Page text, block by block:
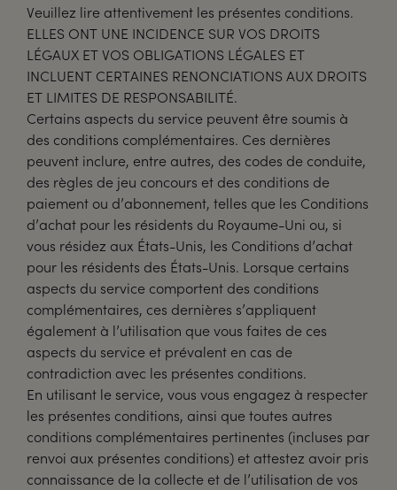
Veuillez lire attentivement les présentes conditions.
ELLES ONT UNE INCIDENCE SUR VOS DROITS
LÉGAUX ET VOS OBLIGATIONS LÉGALES ET
INCLUENT CERTAINES RENONCIATIONS AUX DROITS
ET LIMITES DE RESPONSABILITÉ.
Certains aspects du service peuvent être soumis à
des conditions complémentaires. Ces dernières
peuvent inclure, entre autres, des codes de conduite,
des règles de jeu concours et des conditions de
paiement ou d’abonnement, telles que les Conditions
d’achat pour les résidents du Royaume-Uni ou, si
vous résidez aux États-Unis, les Conditions d’achat
pour les résidents des États-Unis. Lorsque certains
aspects du service comportent des conditions
complémentaires, ces dernières s’appliquent
également à l’utilisation que vous faites de ces
aspects du service et prévalent en cas de
contradiction avec les présentes conditions.
En utilisant le service, vous vous engagez à respecter
les présentes conditions, ainsi que toutes autres
conditions complémentaires pertinentes (incluses par
renvoi aux présentes conditions) et attestez avoir pris
connaissance de la collecte et de l’utilisation de vos